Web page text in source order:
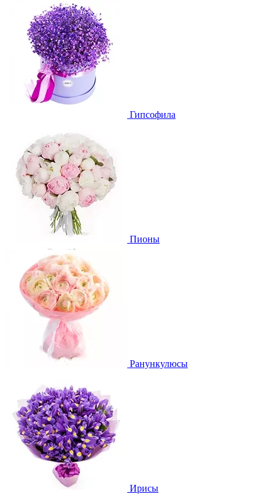
Гипсофила
Пионы
Ранункулюсы
Ирисы